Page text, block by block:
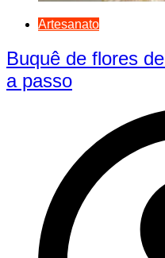
Artesanato
Buquê de flores
a passo